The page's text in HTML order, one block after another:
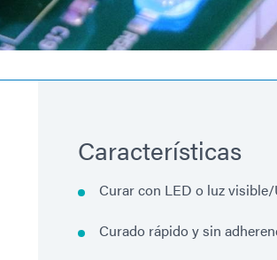
Características
Curar con LED o luz visible/
Curado rápido y sin